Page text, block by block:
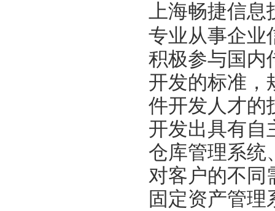
上海畅捷信息
专业从事企业
积极参与国内
开发的标准，
件开发人才的
开发出具有自
仓库管理系统
对客户的不同
固定资产管